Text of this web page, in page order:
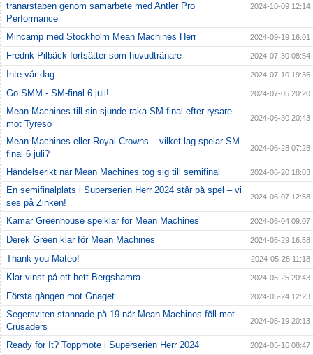
tränarstaben genom samarbete med Antler Pro
Performance
2024-10-09 12:14
Mincamp med Stockholm Mean Machines Herr 2024-09-19 16:01
Fredrik Pilbäck fortsätter som huvudtränare 2024-07-30 08:54
Inte vår dag 2024-07-10 19:36
Go SMM - SM-final 6 juli! 2024-07-05 20:20
Mean Machines till sin sjunde raka SM-final efter rysare
mot Tyresö
2024-06-30 20:43
Mean Machines eller Royal Crowns – vilket lag spelar SM-
final 6 juli?
2024-06-28 07:28
Händelserikt när Mean Machines tog sig till semifinal 2024-06-20 18:03
En semifinalplats i Superserien Herr 2024 står på spel – vi
ses på Zinken!
2024-06-07 12:58
Kamar Greenhouse spelklar för Mean Machines 2024-06-04 09:07
Derek Green klar för Mean Machines 2024-05-29 16:58
Thank you Mateo! 2024-05-28 11:18
Klar vinst på ett hett Bergshamra 2024-05-25 20:43
Första gången mot Gnaget 2024-05-24 12:23
Segersviten stannade på 19 när Mean Machines föll mot
Crusaders
2024-05-19 20:13
Ready for It? Toppmöte i Superserien Herr 2024 2024-05-16 08:47